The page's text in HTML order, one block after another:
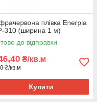
плівка Enerpia
310 (ширина 1 м)
до відправки
₴/кв.м
₴/кв.м
Купити